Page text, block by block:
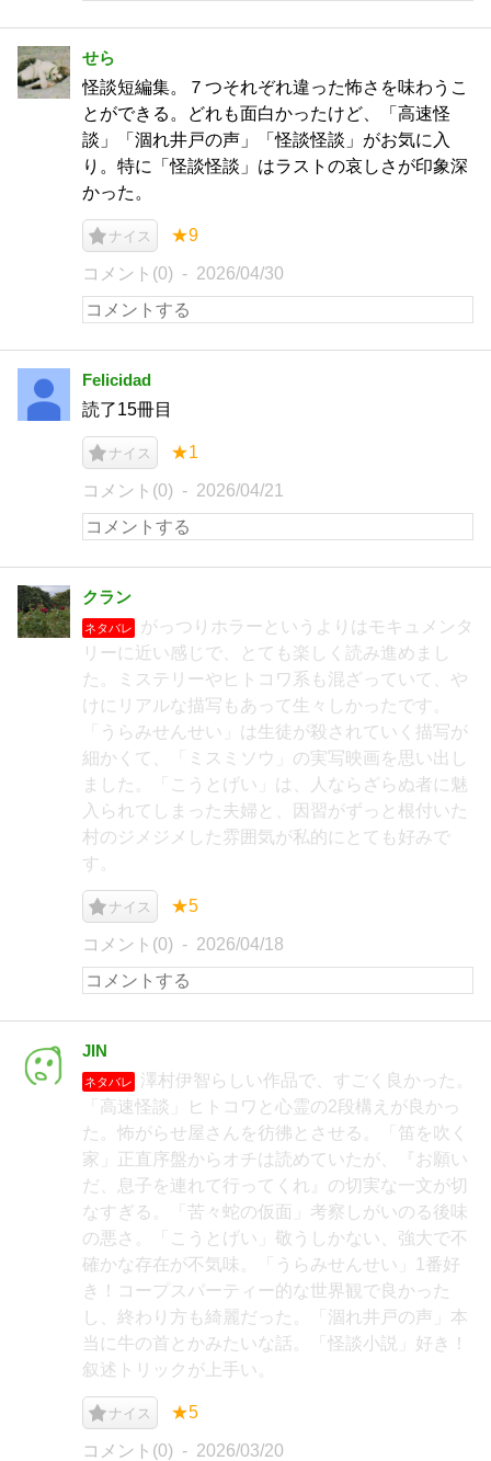
せら
怪談短編集。７つそれぞれ違った怖さを味わうこ
とができる。どれも面白かったけど、「高速怪
談」「涸れ井戸の声」「怪談怪談」がお気に入
り。特に「怪談怪談」はラストの哀しさが印象深
かった。
ナイス ★9
コメント(0) 2026/04/30
Felicidad
読了15冊目
ナイス ★1
コメント(0) 2026/04/21
クラン
ネタバレ
がっつりホラーというよりはモキュメンタ
リーに近い感じで、とても楽しく読み進めまし
た。ミステリーやヒトコワ系も混ざっていて、や
けにリアルな描写もあって生々しかったです。
「うらみせんせい」は生徒が殺されていく描写が
細かくて、「ミスミソウ」の実写映画を思い出し
ました。「こうとげい」は、人ならざらぬ者に魅
入られてしまった夫婦と、因習がずっと根付いた
村のジメジメした雰囲気が私的にとても好みで
す。
ナイス ★5
コメント(0) 2026/04/18
JIN
ネタバレ
澤村伊智らしい作品で、すごく良かった。
「高速怪談」ヒトコワと心霊の2段構えが良かっ
た。怖がらせ屋さんを彷彿とさせる。「笛を吹く
家」正直序盤からオチは読めていたが、『お願い
だ、息子を連れて行ってくれ』の切実な一文が切
なすぎる。「苦々蛇の仮面」考察しがいのる後味
の悪さ。「こうとげい」敬うしかない、強大で不
確かな存在が不気味。「うらみせんせい」1番好
き！コープスパーティー的な世界観で良かった
し、終わり方も綺麗だった。「涸れ井戸の声」本
当に牛の首とかみたいな話。「怪談小説」好き！
叙述トリックが上手い。
ナイス ★5
コメント(0) 2026/03/20